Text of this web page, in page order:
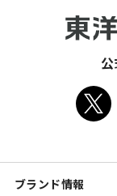
ブランド情報